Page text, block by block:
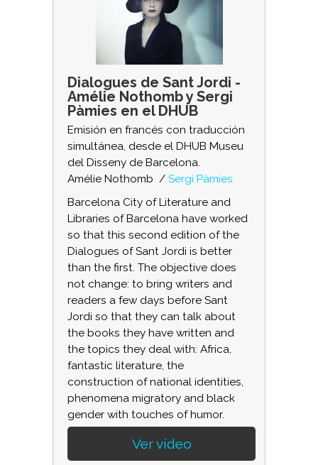
Dialogues de Sant Jordi -
Amélie Nothomb y Sergi
Pàmies en el DHUB
Emisión en francés con traducción
simultánea, desde el DHUB Museu
del Disseny de Barcelona.
Amélie Nothomb / Sergi Pàmies
Barcelona City of Literature and
Libraries of Barcelona have worked
so that this second edition of the
Dialogues of Sant Jordi is better
than the first. The objective does
not change: to bring writers and
readers a few days before Sant
Jordi so that they can talk about
the books they have written and
the topics they deal with: Africa,
fantastic literature, the
construction of national identities,
phenomena migratory and black
gender with touches of humor.
Ver vídeo